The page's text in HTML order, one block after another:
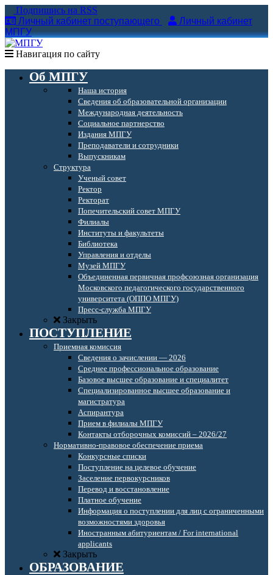
Подпишись на RSS
Личный кабинет поступающего
Личный кабинет
МПГУ
Навигация по сайту
Об МПГУ
Наша история
Сведения об образовательной организации
Международная деятельность
Социальное партнерство
Издания МПГУ
Преподаватели и сотрудники
Выпускникам
Структура
Ученый совет
Ректор
Ректорат
Попечительский совет МПГУ
Филиалы
Институты и факультеты
Библиотека
Управления и отделы
Музей МПГУ
Объединенная первичная профсоюзная организация
Московского педагогического государственного
университета (ОППО МПГУ)
Пресс-служба МПГУ
Закрыть
ПОСТУПЛЕНИЕ
Приемная комиссия
Сведения о зачислении — 2026
Среднее профессиональное образование
Базовое высшее образование и специалитет
Специализированное высшее образование и
магистратура
Аспирантура
Прием в филиалы МПГУ
Контакты отборочных комиссий – 2026/27
Нормативно-правовое обеспечение приема
Конкурсные списки
Поступление на целевое обучение
Заселение первокурсников
Перевод и восстановление
Платное обучение
Информация о поступлении для лиц с ограниченными
возможностями здоровья
Иностранным абитуриентам / For international
applicants
Закрыть
ОБРАЗОВАНИЕ